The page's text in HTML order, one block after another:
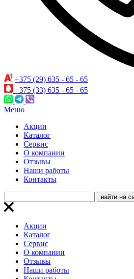
+375 (29) 635 - 65 - 65
+375 (33) 635 - 65 - 65
Меню
Акции
Каталог
Сервис
О компании
Отзывы
Наши работы
Контакты
Акции
Каталог
Сервис
О компании
Отзывы
Наши работы